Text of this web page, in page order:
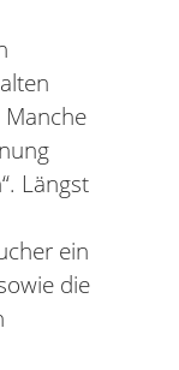
Längst
ein
die